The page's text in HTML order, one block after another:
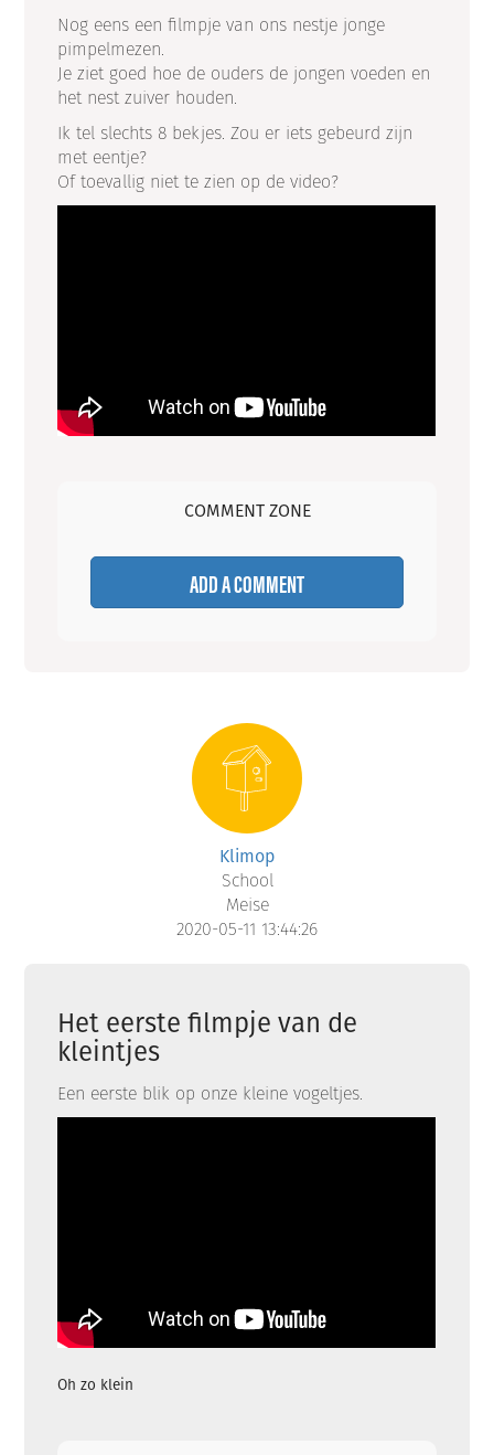
Nog eens een filmpje van ons nestje jonge
pimpelmezen.
Je ziet goed hoe de ouders de jongen voeden en
het nest zuiver houden.
Ik tel slechts 8 bekjes. Zou er iets gebeurd zijn
met eentje?
Of toevallig niet te zien op de video?
COMMENT ZONE
ADD A COMMENT
Klimop
School
Meise
2020-05-11 13:44:26
Het eerste filmpje van de
kleintjes
Een eerste blik op onze kleine vogeltjes.
Oh zo klein